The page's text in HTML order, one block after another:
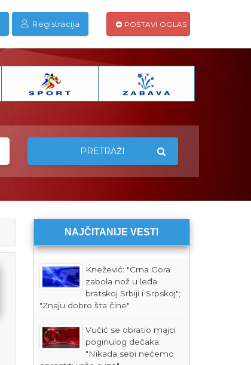
Registracija POSTAVI OGLAS
PRETRAŽI
NAJČITANIJE VESTI
Knežević: "Crna Gora
zabola nož u leđa
bratskoj Srbiji i Srpskoj";
"Znaju dobro šta čine"
Vučić se obratio majci
poginulog dečaka:
"Nikada sebi nećemo